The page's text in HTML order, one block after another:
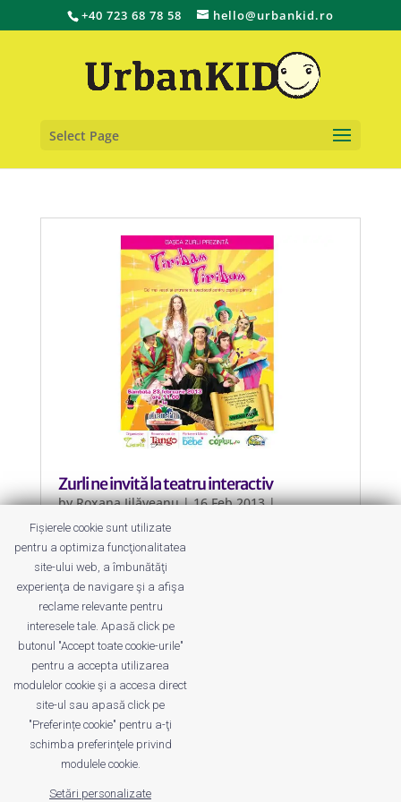
+40 723 68 78 58 hello@urbankid.ro
Select Page
Zurli ne invită la teatru interactiv
byRoxana Jilăveanu|16 Feb 2013|
Evenimente ,Teatru, Cinema, Spectacole
La o piesă de teatru specială, așa
cum ne-am obișnuit – TIRIBAM
TIRIBUM.
Despre noi Publicitate
Privacy
Fișierele cookie sunt utilizate
pentru a optimiza funcţionalitatea
site-ului web, a îmbunătăţi
experienţa de navigare şi a afişa
reclame relevante pentru
interesele tale. Apasă click pe
butonul "Accept toate cookie-urile"
pentru a accepta utilizarea
modulelor cookie şi a accesa direct
site-ul sau apasă click pe
"Preferințe cookie" pentru a-ţi
schimba preferinţele privind
modulele cookie.
Setări personalizate